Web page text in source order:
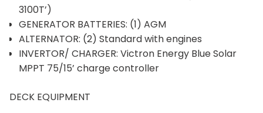
3100T’)
GENERATOR BATTERIES: (1) AGM
ALTERNATOR: (2) Standard with engines
INVERTOR/ CHARGER: Victron Energy Blue Solar
MPPT 75/15’ charge controller
DECK EQUIPMENT